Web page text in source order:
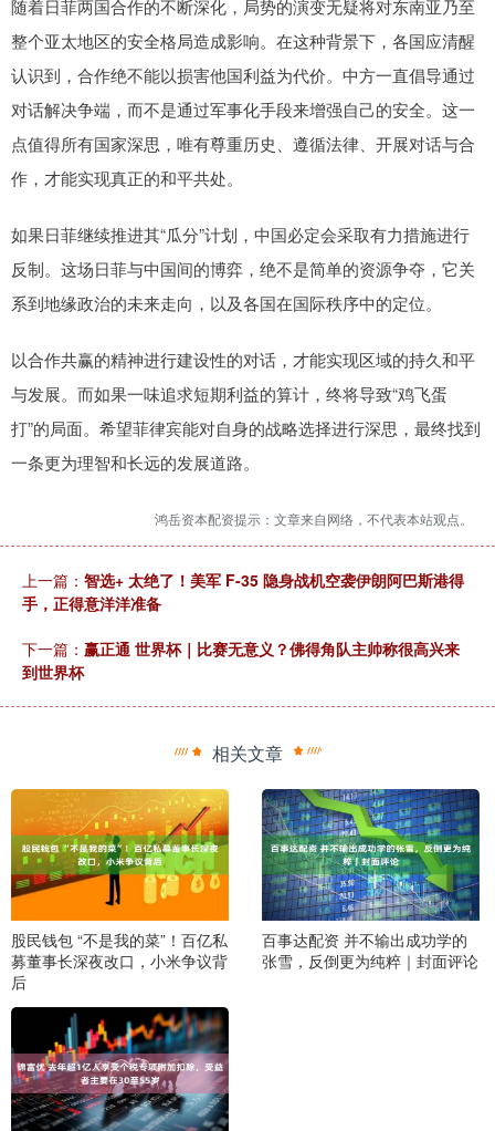
随着日菲两国合作的不断深化，局势的演变无疑将对东南亚乃至
整个亚太地区的安全格局造成影响。在这种背景下，各国应清醒
认识到，合作绝不能以损害他国利益为代价。中方一直倡导通过
对话解决争端，而不是通过军事化手段来增强自己的安全。这一
点值得所有国家深思，唯有尊重历史、遵循法律、开展对话与合
作，才能实现真正的和平共处。
如果日菲继续推进其“瓜分”计划，中国必定会采取有力措施进行
反制。这场日菲与中国间的博弈，绝不是简单的资源争夺，它关
系到地缘政治的未来走向，以及各国在国际秩序中的定位。
以合作共赢的精神进行建设性的对话，才能实现区域的持久和平
与发展。而如果一味追求短期利益的算计，终将导致“鸡飞蛋
打”的局面。希望菲律宾能对自身的战略选择进行深思，最终找到
一条更为理智和长远的发展道路。
鸿岳资本配资提示：文章来自网络，不代表本站观点。
上一篇： 智选+ 太绝了！美军 F-35 隐身战机空袭伊朗阿巴斯港得
手，正得意洋洋准备
下一篇： 赢正通 世界杯｜比赛无意义？佛得角队主帅称很高兴来
到世界杯
相关文章
股民钱包 “不是我的菜”！百亿私
募董事长深夜改口，小米争议背
后
百事达配资 并不输出成功学的
张雪，反倒更为纯粹｜封面评论